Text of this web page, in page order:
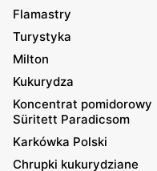
Flamastry
Turystyka
Milton
Kukurydza
Koncentrat pomidorowy
Süritett Paradicsom
Karkówka Polski
Chrupki kukurydziane